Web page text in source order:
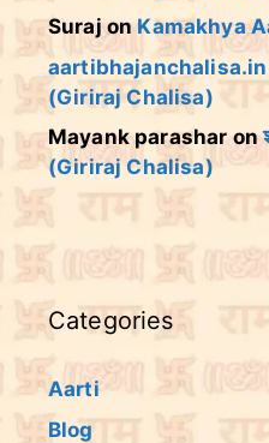
SurajonKamakhya
aartibhajanchalisa.in
(Giriraj Chalisa)
Mayank parashar on
(Giriraj Chalisa)
Categories
Aarti
Blog